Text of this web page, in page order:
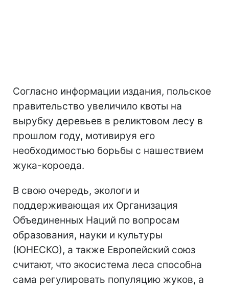
Согласно информации издания, польское
правительство увеличило квоты на
вырубку деревьев в реликтовом лесу в
прошлом году, мотивируя его
необходимостью борьбы с нашествием
жука-короеда.
В свою очередь, экологи и
поддерживающая их Организация
Объединенных Наций по вопросам
образования, науки и культуры
(ЮНЕСКО), а также Европейский союз
считают, что экосистема леса способна
сама регулировать популяцию жуков, а